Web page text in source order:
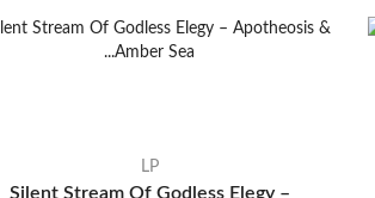
LP
Silent Stream Of Godless Elegy –